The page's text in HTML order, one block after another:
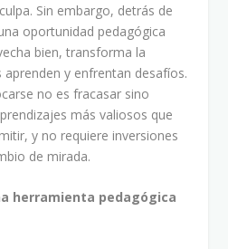
Sin embargo, detrás de
oportunidad pedagógica
bien, transforma la
y enfrentan desafíos.
no es fracasar sino
más valiosos que
y no requiere inversiones
de mirada.
herramienta pedagógica